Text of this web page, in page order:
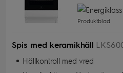
Produktblad
Spis med keramikhäll
Hällkontroll med vred